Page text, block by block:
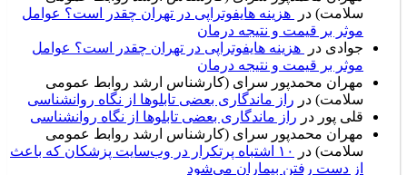
سلامت) در
هزینه هایفوتراپی در تهران چقدر است؟ عوامل
موثر بر قیمت و نتیجه درمان
جوادی در
هزینه هایفوتراپی در تهران چقدر است؟ عوامل
موثر بر قیمت و نتیجه درمان
مهران محمدپور سرای (کارشناس ارشد روابط عمومی
سلامت) در راز ماندگاری بعضی تابلوها از نگاه روانشناسی
قلی پور در راز ماندگاری بعضی تابلوها از نگاه روانشناسی
مهران محمدپور سرای (کارشناس ارشد روابط عمومی
سلامت) در
۱۰ اشتباه پرتکرار در وب‌سایت پزشکان که باعث
از دست رفتن بیماران می‌شود